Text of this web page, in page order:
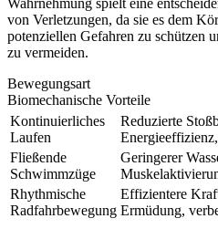
von Verletzungen, da sie es dem
potenziellen Gefahren zu schützen
zu vermeiden.
Bewegungsart
Biomechanische Vorteile
Kontinuierliches
Laufen
Reduzierte
Fließende
Schwimmzüge
Geringerer
Rhythmische
Radfahrbewegung
Effizientere
Ermüdung,